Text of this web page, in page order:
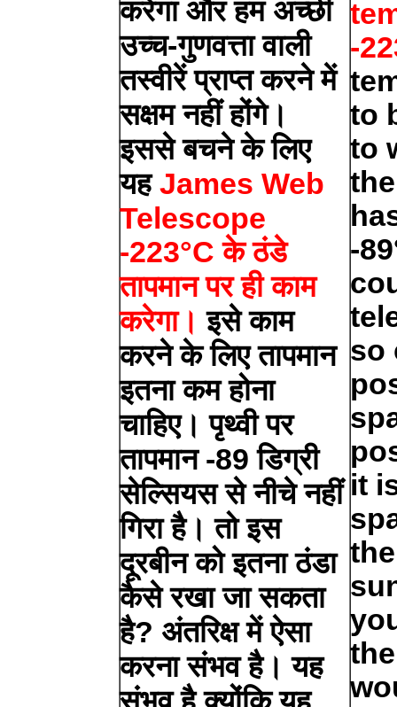
करेगा और हम अच्छी
उच्च-गुणवत्ता वाली
तस्वीरें प्राप्त करने में
सक्षम नहीं होंगे।
इससे बचने के लिए
यहJames Web
Telescope
-223°C के ठंडे
तापमान पर ही काम
करेगा। इसे काम
करने के लिए तापमान
इतना कम होना
चाहिए। पृथ्वी पर
तापमान -89 डिग्री
सेल्सियस से नीचे नहीं
गिरा है। तो इस
दूरबीन को इतना ठंडा
कैसे रखा जा सकता
है? अंतरिक्ष में ऐसा
करना संभव है। यह
-
to
to
-
so
it